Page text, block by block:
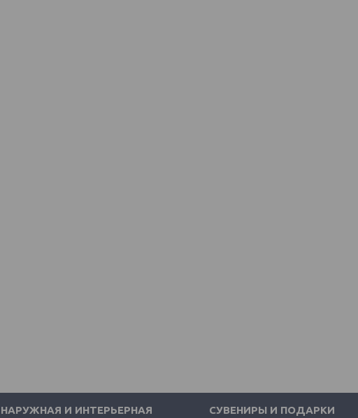
НАРУЖНАЯ И ИНТЕРЬЕРНАЯ
СУВЕНИРЫ И ПОДАРКИ